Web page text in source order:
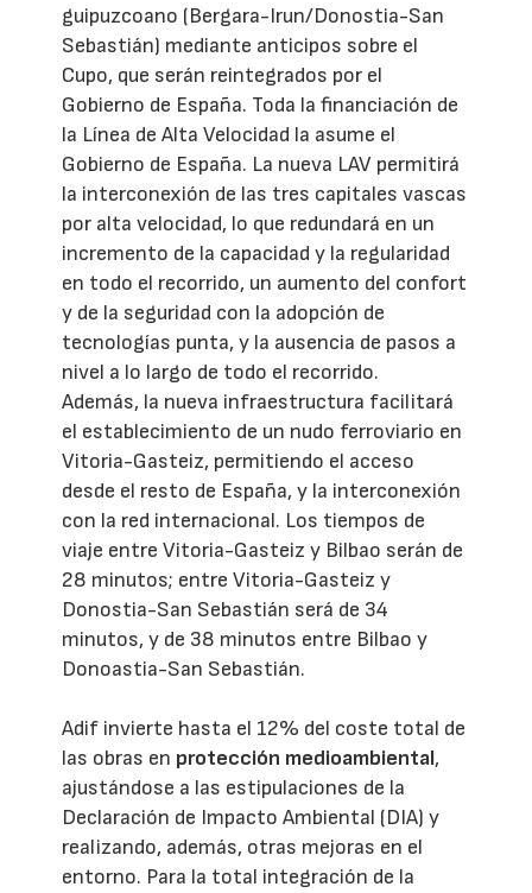
guipuzcoano (Bergara-Irun/Donostia-San
Sebastián) mediante anticipos sobre el
Cupo, que serán reintegrados por el
Gobierno de España. Toda la financiación de
la Línea de Alta Velocidad la asume el
Gobierno de España. La nueva LAV permitirá
la interconexión de las tres capitales vascas
por alta velocidad, lo que redundará en un
incremento de la capacidad y la regularidad
en todo el recorrido, un aumento del confort
y de la seguridad con la adopción de
tecnologías punta, y la ausencia de pasos a
nivel a lo largo de todo el recorrido.
Además, la nueva infraestructura facilitará
el establecimiento de un nudo ferroviario en
Vitoria-Gasteiz, permitiendo el acceso
desde el resto de España, y la interconexión
con la red internacional. Los tiempos de
viaje entre Vitoria-Gasteiz y Bilbao serán de
28 minutos; entre Vitoria-Gasteiz y
Donostia-San Sebastián será de 34
minutos, y de 38 minutos entre Bilbao y
Donoastia-San Sebastián.
Adif invierte hasta el 12% del coste total de
las obras en protección medioambiental,
ajustándose a las estipulaciones de la
Declaración de Impacto Ambiental (DIA) y
realizando, además, otras mejoras en el
entorno. Para la total integración de la